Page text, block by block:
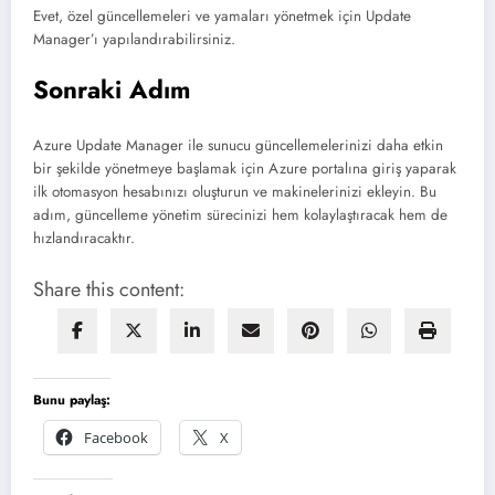
Evet, özel güncellemeleri ve yamaları yönetmek için Update
Manager’ı yapılandırabilirsiniz.
Sonraki Adım
Azure Update Manager ile sunucu güncellemelerinizi daha etkin
bir şekilde yönetmeye başlamak için Azure portalına giriş yaparak
ilk otomasyon hesabınızı oluşturun ve makinelerinizi ekleyin. Bu
adım, güncelleme yönetim sürecinizi hem kolaylaştıracak hem de
hızlandıracaktır.
Share this content:
Bunu paylaş:
Facebook
X